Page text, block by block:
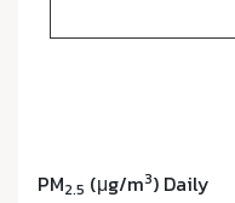
PM2.5 (μg/m3) Daily